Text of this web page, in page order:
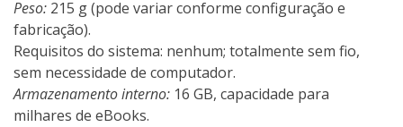
Peso: 215 g (pode variar conforme configuração e
fabricação).
Requisitos do sistema: nenhum; totalmente sem fio,
sem necessidade de computador.
Armazenamento interno: 16 GB, capacidade para
milhares de eBooks.